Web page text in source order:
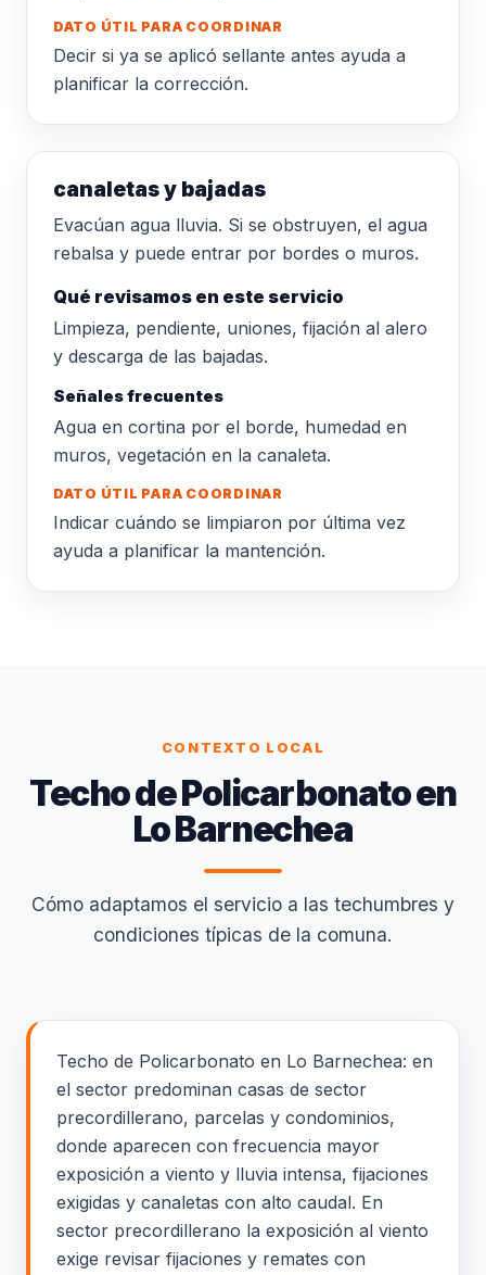
DATO ÚTIL PARA COORDINAR
Decir si ya se aplicó sellante antes ayuda a
planificar la corrección.
canaletas y bajadas
Evacúan agua lluvia. Si se obstruyen, el agua
rebalsa y puede entrar por bordes o muros.
Qué revisamos en este servicio
Limpieza, pendiente, uniones, fijación al alero
y descarga de las bajadas.
Señales frecuentes
Agua en cortina por el borde, humedad en
muros, vegetación en la canaleta.
DATO ÚTIL PARA COORDINAR
Indicar cuándo se limpiaron por última vez
ayuda a planificar la mantención.
CONTEXTO LOCAL
Techo de Policarbonato en
Lo Barnechea
Cómo adaptamos el servicio a las techumbres y
condiciones típicas de la comuna.
Techo de Policarbonato en Lo Barnechea: en
el sector predominan casas de sector
precordillerano, parcelas y condominios,
donde aparecen con frecuencia mayor
exposición a viento y lluvia intensa, fijaciones
exigidas y canaletas con alto caudal. En
sector precordillerano la exposición al viento
exige revisar fijaciones y remates con